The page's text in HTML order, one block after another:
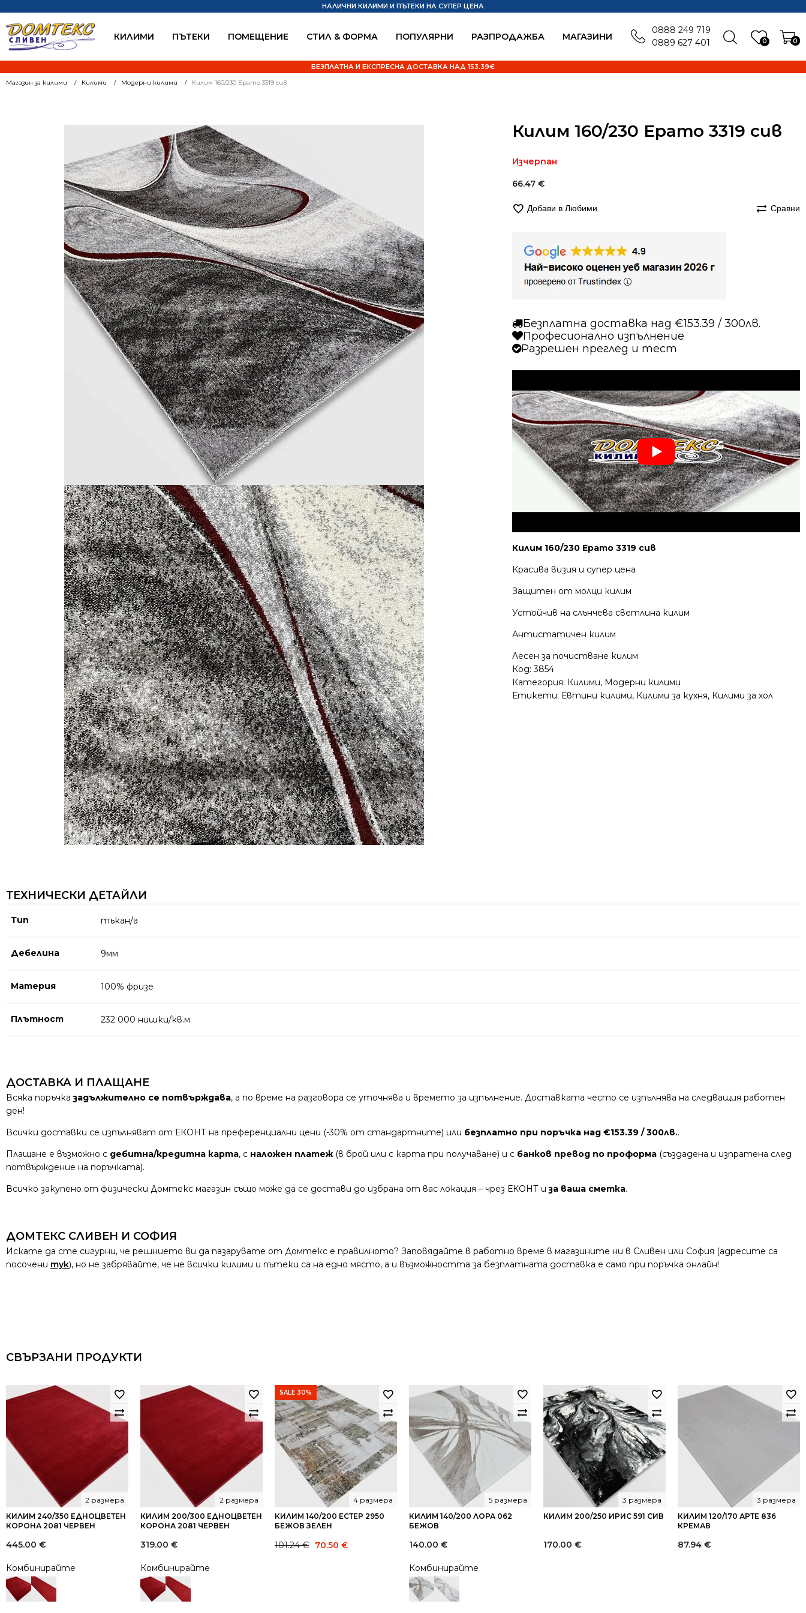
КИЛИМИ ПЪТЕКИ ПОМЕЩЕНИЕ СТИЛ & ФОРМА ПОПУЛЯРНИ РАЗПРОДАЖБА MАГАЗИНИ 0 0
НАЛИЧНИ КИЛИМИ И ПЪТЕКИ НА СУПЕР ЦЕНА
БЕЗПЛАТНА И ЕКСПРЕСНА ДОСТАВКА НАД 153.39€
0888 249 719
0889 627 401
Магазин за килими Килими Модерни килими Килим 160/230 Ерато 3319 сив
Килим 160/230 Ерато 3319 сив
Изчерпан
66.47€
Добави в Любими Сравни
Безплатна доставка над €153.39 / 300лв.
Професионално изпълнение
Разрешен преглед и тест
Килим 160/230 Ерато 3319 сив
Красива визия и супер цена
Защитен от молци килим
Устойчив на слънчева светлина килим
Антистатичен килим
Лесен за почистване килим
Код:3854
Категория: Килими, Модерни килими
Етикети: Евтини килими, Килими за кухня, Килими за хол
ТЕХНИЧЕСКИ ДЕТАЙЛИ
Тип тъкан/а
Дебелина 9мм
Материя 100% фризе
Плътност 232 000 нишки/кв.м.
ДОСТАВКА И ПЛАЩАНЕ
Всяка поръчказадължително се потвърждава, а по време на разговора се уточнява и времето за изпълнение. Доставката често се изпълнява на следващия работен
ден!
Всички доставки се изпълняват от ЕКОНТ на преференциални цени (-30% от стандартните) или безплатно при поръчка над €153.39 / 300лв..
Плащане е възможно с дебитна/кредитна карта, с наложен платеж (в брой или с карта при получаване) и с банков превод по проформа (създадена и изпратена след
потвърждение на поръчката).
Всичко закупено от физически Домтекс магазин също може да се достави до избрана от вас локация – чрез ЕКОНТ иза ваша сметка.
ДОМТЕКС СЛИВЕН И СОФИЯ
Искате да сте сигурни, че решнието ви да пазарувате от Домтекс е правилното? Заповядайте в работно време в магазините ни в Сливен или София (адресите са
посочени тук), но не забрявайте, че не всички килими и пътеки са на едно място, а и възможността за безплатната доставка е само при поръчка онлайн!
СВЪРЗАНИ ПРОДУКТИ
КИЛИМ 240/350 ЕДНОЦВЕТЕН
КОРОНА 2081 ЧЕРВЕН
2 размера
445.00 €
Комбинирайте
КИЛИМ 200/300 ЕДНОЦВЕТЕН
КОРОНА 2081 ЧЕРВЕН
2 размера
319.00 €
Комбинирайте
SALE 30%
КИЛИМ 140/200 ЕСТЕР 2950
БЕЖОВ ЗЕЛЕН
4 размера
101.24€
Original 70.50 €
Current
КИЛИМ 140/200 ЛОРА 062
БЕЖОВ
5 размера
140.00 €
Комбинирайте
КИЛИМ 200/250 ИРИС 591 СИВ
3 размера
170.00 €
КИЛИМ 120/170 АРТЕ 836
КРЕМАВ
3 размера
87.94 €